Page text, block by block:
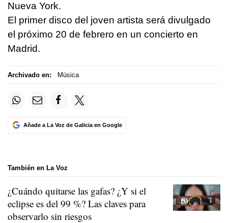
Nueva York.
El primer disco del joven artista será divulgado
el próximo 20 de febrero en un concierto en
Madrid.
Archivado en: Música
Añade a La Voz de Galicia en Google
También en La Voz
¿Cuándo quitarse las gafas? ¿Y si el
eclipse es del 99 %? Las claves para
observarlo sin riesgos